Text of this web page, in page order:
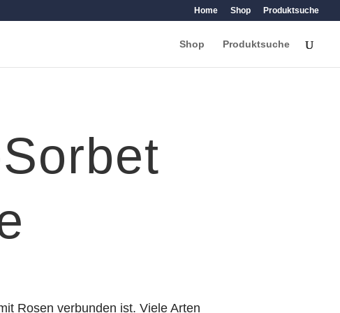
Home Shop Produktsuche
Shop Produktsuche
Rosen verbunden ist. Viele Arten